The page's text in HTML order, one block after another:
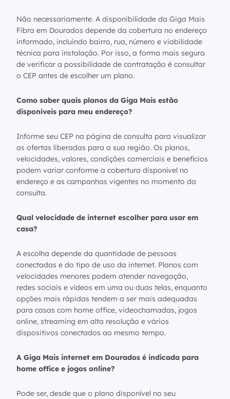
Não necessariamente. A disponibilidade da Giga Mais
Fibra em Dourados depende da cobertura no endereço
informado, incluindo bairro, rua, número e viabilidade
técnica para instalação. Por isso, a forma mais segura
de verificar a possibilidade de contratação é consultar
o CEP antes de escolher um plano.
Como saber quais planos da Giga Mais estão
disponíveis para meu endereço?
Informe seu CEP na página de consulta para visualizar
as ofertas liberadas para a sua região. Os planos,
velocidades, valores, condições comerciais e benefícios
podem variar conforme a cobertura disponível no
endereço e as campanhas vigentes no momento da
consulta.
Qual velocidade de internet escolher para usar em
casa?
A escolha depende da quantidade de pessoas
conectadas e do tipo de uso da internet. Planos com
velocidades menores podem atender navegação,
redes sociais e vídeos em uma ou duas telas, enquanto
opções mais rápidas tendem a ser mais adequadas
para casas com home office, videochamadas, jogos
online, streaming em alta resolução e vários
dispositivos conectados ao mesmo tempo.
A Giga Mais internet em Dourados é indicada para
home office e jogos online?
Pode ser, desde que o plano disponível no seu